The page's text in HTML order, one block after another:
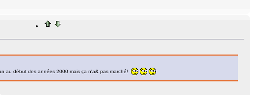
au début des années 2000 mais ça n'a& pas marché!